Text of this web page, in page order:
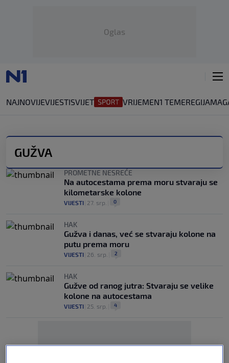
Oglas
NAJNOVIJEVIJESTISVIJET VRIJEMEN1 TEMEREGIJA
GUŽVA
PROMETNE NESREĆE
Na autocestama prema moru stvaraju se
kilometarske kolone
VIJESTI 27. srp. 0
HAK
Gužva i danas, već se stvaraju kolone na
putu prema moru
VIJESTI 26. srp. 2
HAK
Gužve od ranog jutra: Stvaraju se velike
kolone na autocestama
VIJESTI 25. srp. 4